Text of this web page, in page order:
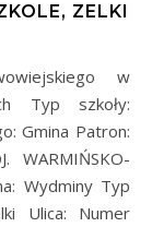
ZELKI
Typ szkoły:
Gmina Patron:
WARMIŃSKO-
Wydminy Typ
Ulica: Numer